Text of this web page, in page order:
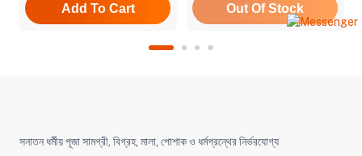
Add To Cart Out Of Stock
সনাতন ধর্মীয় পূজা সামগ্রী, বিগ্রহ, মালা, পোশাক ও ধর্মগ্রন্থের নির্ভরযোগ্য